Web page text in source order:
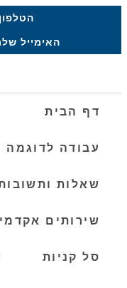
הטלפון
האימייל שלנו:
דף הבית
עבודה לדוגמה
שאלות ותשובות
שירותים אקדמיים
סל קניות